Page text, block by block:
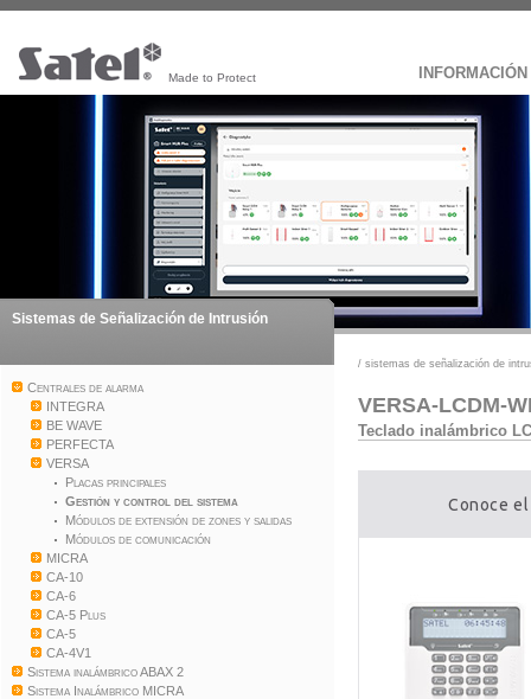
Made to Protect INFORMACIÓN
Sistemas de Señalización de Intrusión
Centrales de alarma
INTEGRA
BE WAVE
PERFECTA
VERSA
Placas principales
Gestión y control del sistema
Módulos de extensión de zones y salidas
Módulos de comunicación
MICRA
CA-10
CA-6
CA-5 Plus
CA-5
CA-4V1
Sistema inalámbrico ABAX 2
Sistema Inalámbrico MICRA
/ sistemas de señalización de
VERSA-LCDM-
Teclado inalámbrico
Conoce